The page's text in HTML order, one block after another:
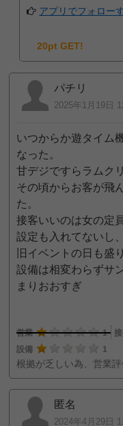
アプリでフォロー
20pt GET!
パチリ
2025年1月19日
いつからか遊タイム
なった。
甘デジですらラムクリ
その頃からお客が飛
た。
接客いいのは女の定
設定も入れてないし
旧イベントの日も盛
設備は相変わらずサ
まりおおすぎ
営業 1
設備
1
根拠が乏しい為、営業
匿名
2024年4月29日